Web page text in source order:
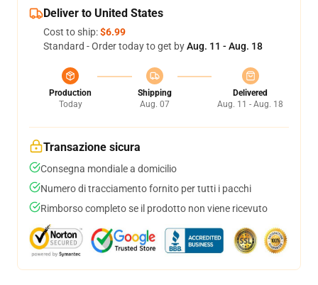
Deliver to United States
Cost to ship:$6.99
Standard - Order today to get byAug. 11 - Aug. 18
Production
Today
Shipping
Aug. 07
Delivered
Aug. 11 - Aug. 18
Transazione sicura
Consegna mondiale a domicilio
Numero di tracciamento fornito per tutti i pacchi
Rimborso completo se il prodotto non viene ricevuto